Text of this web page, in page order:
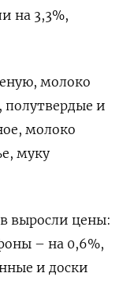
на 3,3%,
молоко
полутвердые и
молоко
муку
выросли цены:
– на 0,6%,
и доски